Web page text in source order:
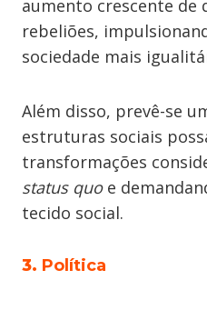
aumento crescente de
rebeliões,
sociedade mais
Além disso, prevê-se
estruturas sociais
transformações
status quoe
tecido social.
3. Política